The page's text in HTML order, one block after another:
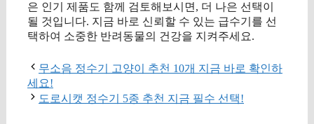
은 인기 제품도 함께 검토해보시면, 더 나은 선택이
될 것입니다. 지금 바로 신뢰할 수 있는 급수기를 선
택하여 소중한 반려동물의 건강을 지켜주세요.
무소음 정수기 고양이 추천 10개 지금 바로 확인하
세요!
도로시캣 정수기 5종 추천 지금 필수 선택!